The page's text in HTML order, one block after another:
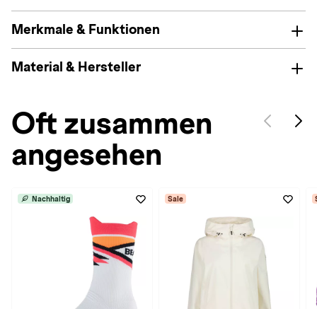
Merkmale & Funktionen
Material & Hersteller
Oft zusammen
angesehen
Nachhaltig Sale